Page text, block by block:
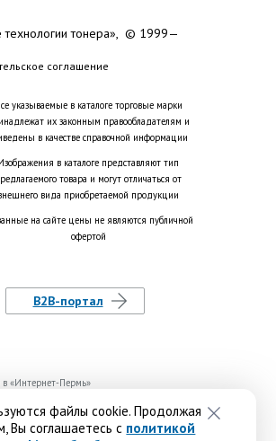
файлы cookie. Продолжая
Вы соглашаетесь с политикой
технологии тонера», © 1999—
соглашение
указываемые в каталоге торговые марки
их законным правообладателям и
в качестве справочной информации
в каталоге представляют тип
товара и могут отличаться от
вида приобретаемой продукции
на сайте цены не являются публичной
офертой
B2B-портал
в «Интернет-Пермь»